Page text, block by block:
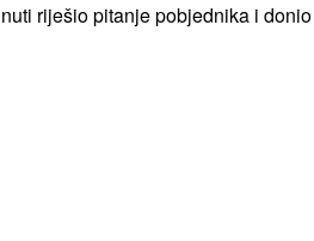
riješio pitanje pobjednika i donio